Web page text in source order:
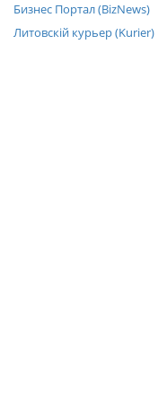
Бизнес Портал (BizNews)
Литовскiй курьер (Kurier)